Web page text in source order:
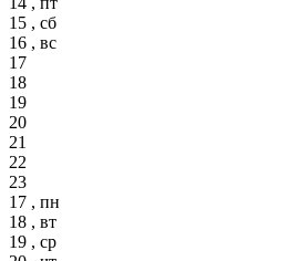
15 , сб
16 , вс
17
18
19
20
21
22
23
17 , пн
18 , вт
19 , ср